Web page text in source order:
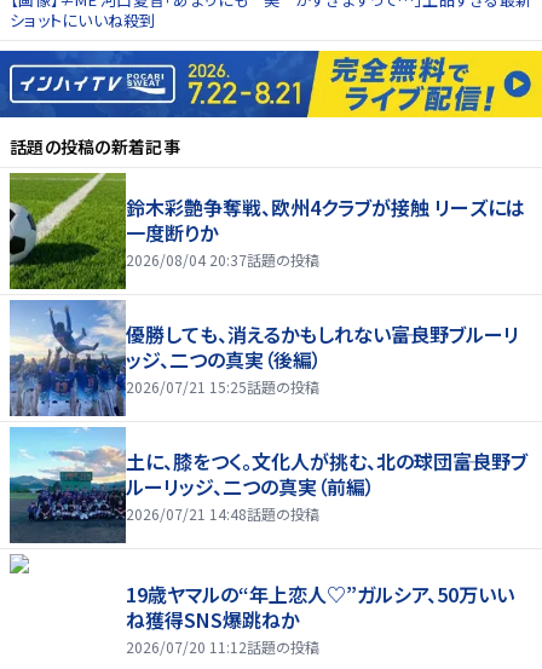
ショットにいいね殺到
話題の投稿の新着記事
鈴木彩艶争奪戦、欧州4クラブが接触 リーズには
一度断りか
2026/08/04 20:37話題の投稿
優勝しても、消えるかもしれない――富良野ブルーリ
ッジ、二つの真実（後編）
2026/07/21 15:25話題の投稿
土に、膝をつく。文化人が挑む、北の球団――富良野ブ
ルーリッジ、二つの真実（前編）
2026/07/21 14:48話題の投稿
19歳ヤマルの“年上恋人♡”ガルシア、50万いい
ね獲得SNS爆跳ねか
2026/07/20 11:12話題の投稿